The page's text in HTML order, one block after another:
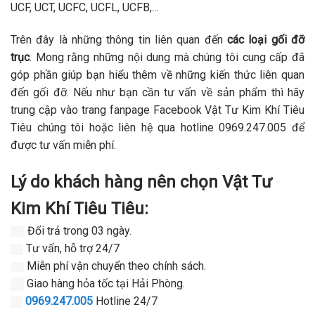
UCF, UCT, UCFC, UCFL, UCFB,…
Trên đây là những thông tin liên quan đến các loại gối đỡ
trục. Mong rằng những nội dung mà chúng tôi cung cấp đã
góp phần giúp bạn hiểu thêm về những kiến thức liên quan
đến gối đỡ. Nếu như bạn cần tư vấn về sản phẩm thì hãy
trung cập vào trang fanpage Facebook Vật Tư Kim Khí Tiêu
Tiêu chúng tôi hoặc liên hệ qua hotline 0969.247.005 để
được tư vấn miễn phí.
Lý do khách hàng nên chọn Vật Tư
Kim Khí Tiêu Tiêu:
Đổi trả trong 03 ngày.
Tư vấn, hỗ trợ 24/7
Miễn phí vận chuyển theo chính sách.
Giao hàng hỏa tốc tại Hải Phòng.
0969.247.005 Hotline 24/7